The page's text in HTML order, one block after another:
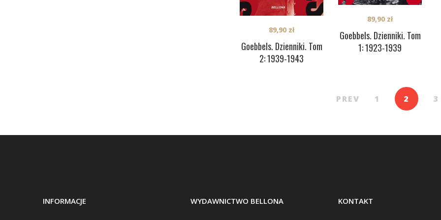
Goebbels. Dzienniki. Tom
2: 1939-1943
89,90 zł
Goebbels. Dzienniki. Tom
1: 1923-1939
89,90 zł
PREV 1 2 3
INFORMACJE WYDAWNICTWO BELLONA KONTAKT